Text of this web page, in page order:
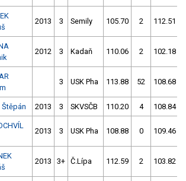
2013 3 Semily 105.70 2 112.51
2012 3 Kadaň 110.06 2 102.18
3 USK Pha 113.88 52 108.68
Štěpán 2013 3 SKVSČB 110.20 4 108.84
2013 3 USK Pha 108.88 0 109.46
2013 3+ Č.Lípa 112.59 2 103.82